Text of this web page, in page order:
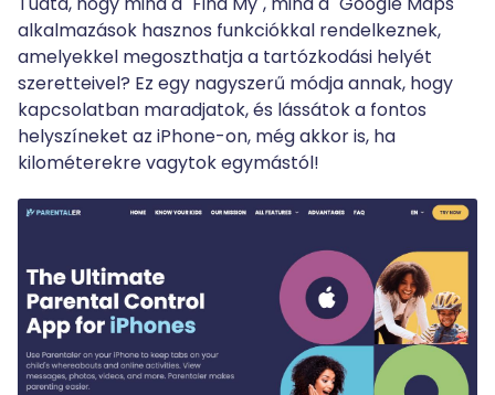
alkalmazások hasznos funkciókkal rendelkeznek,
amelyekkel megoszthatja a tartózkodási helyét
szeretteivel? Ez egy nagyszerű módja annak, hogy
kapcsolatban maradjatok, és lássátok a fontos
helyszíneket az iPhone-on, még akkor is, ha
kilométerekre vagytok egymástól!